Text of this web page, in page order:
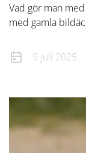
Vad gör man
med gamla
9 juli 2025